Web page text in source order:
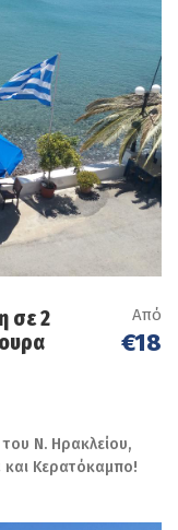
σε 2
Από
€18
Ν. Ηρακλείου,
και Κερατόκαμπο!